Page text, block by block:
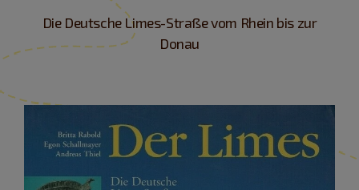
Die Deutsche Limes-Straße vom Rhein bis zur
Donau